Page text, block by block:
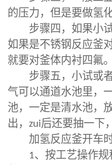
的压力，但是要做氢
步骤四，如果小试
如果是不锈钢反应釜
就要对釜体内衬四氟。
步骤五，小试或者
气可以通道水池里，
池，一定是清水池，
出， zui后还要抽一下
加氢反应釜开车时
1、按工艺操作